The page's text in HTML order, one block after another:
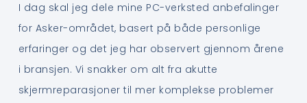
I dag skal jeg dele mine PC-verksted anbefalinger
for Asker-området, basert på både personlige
erfaringer og det jeg har observert gjennom årene
i bransjen. Vi snakker om alt fra akutte
skjermreparasjoner til mer komplekse problemer